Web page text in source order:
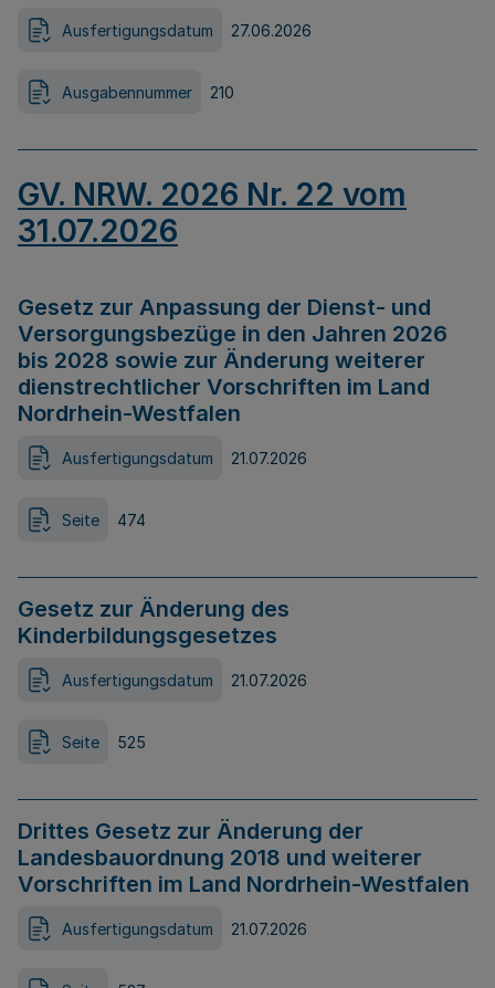
Ausfertigungsdatum 27.06.2026
Ausgabennummer 210
GV. NRW. 2026 Nr. 22 vom
31.07.2026
Gesetz zur Anpassung der Dienst- und
Versorgungsbezüge in den Jahren 2026
bis 2028 sowie zur Änderung weiterer
dienstrechtlicher Vorschriften im Land
Nordrhein-Westfalen
Ausfertigungsdatum 21.07.2026
Seite 474
Gesetz zur Änderung des
Kinderbildungsgesetzes
Ausfertigungsdatum 21.07.2026
Seite 525
Drittes Gesetz zur Änderung der
Landesbauordnung 2018 und weiterer
Vorschriften im Land Nordrhein-Westfalen
Ausfertigungsdatum 21.07.2026